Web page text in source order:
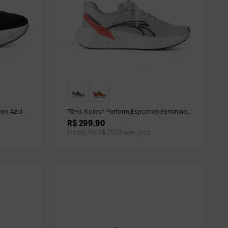
Azul
Tênis Kolosh Perform Esportivo Feminino
Branco
R$ 299,90
Em até 10 x R$ 29,99 sem juros